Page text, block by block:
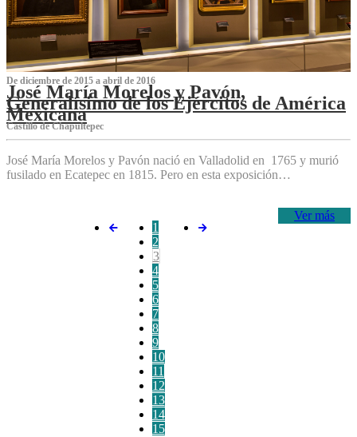
De diciembre de 2015 a abril de 2016
José María Morelos y Pavón,
Generalísimo de los Ejércitos de América
Mexicana
C‌astillo de Chapultepec
José María Morelos y Pavón nació en Valladolid en 1765 y murió
fusilado en Ecatepec en 1815. Pero en esta exposición…
Ver más
1
2
3
4
5
6
7
8
9
10
11
12
13
14
15